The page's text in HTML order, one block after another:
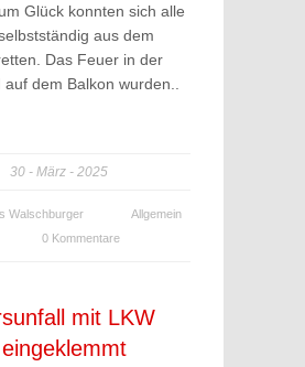
Glück konnten sich alle
aus dem
Das Feuer in der
dem Balkon wurden..
30 März 2025
Walschburger
Allgemein
0 Kommentare
mit LKW